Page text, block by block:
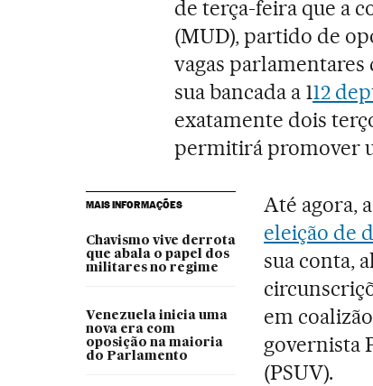
de terça-feira que a
(MUD), partido de
vagas parlamentares
sua bancada a 112
exatamente dois
permitirá promover
MAIS INFORMAÇÕES
Chavismo vive derrota
que abala o papel dos
militares no regime
Venezuela inicia uma
nova era com
oposição na maioria
do Parlamento
Até agora, a
eleição de
sua conta,
em
governista
(PSUV).